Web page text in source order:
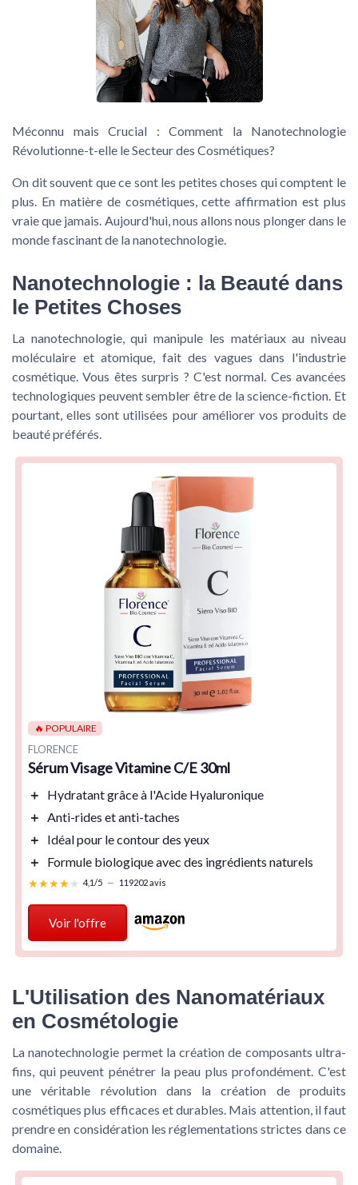
Méconnu mais Crucial : Comment la Nanotechnologie
Révolutionne-t-elle le Secteur des Cosmétiques?
On dit souvent que ce sont les petites choses qui comptent le
plus. En matière de cosmétiques, cette affirmation est plus
vraie que jamais. Aujourd'hui, nous allons nous plonger dans le
monde fascinant de la nanotechnologie.
Nanotechnologie : la Beauté dans
le Petites Choses
La nanotechnologie, qui manipule les matériaux au niveau
moléculaire et atomique, fait des vagues dans l'industrie
cosmétique. Vous êtes surpris ? C'est normal. Ces avancées
technologiques peuvent sembler être de la science-fiction. Et
pourtant, elles sont utilisées pour améliorer vos produits de
beauté préférés.
🔥 POPULAIRE
FLORENCE
Sérum Visage Vitamine C/E 30ml
＋ Hydratantgrâce à l'Acide Hyaluronique
＋
Anti-rides etanti-taches
＋
Idéalpour le contour des yeux
＋
Formule biologiqueavec des ingrédients naturels
★★★★★
★★★★★ 4,1/5 — 119202 avis
Voir l'offre
L'Utilisation des Nanomatériaux
en Cosmétologie
La nanotechnologie permet la création de composants ultra-
fins, qui peuvent pénétrer la peau plus profondément. C'est
une véritable révolution dans la création de produits
cosmétiques plus efficaces et durables. Mais attention, il faut
prendre en considération les réglementations strictes dans ce
domaine.